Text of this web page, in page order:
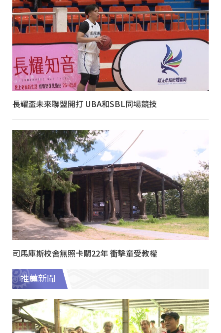
長耀盃未來聯盟開打 UBA和SBL同場競技
司馬庫斯校舍無照卡關22年 衝擊童受教權
推薦新聞